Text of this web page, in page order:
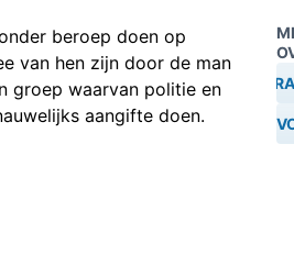
beroep doen op
van hen zijn door de man
groep waarvan politie en
aangifte doen.